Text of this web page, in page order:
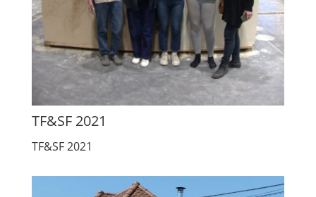
TF&SF 2021
TF&SF 2021